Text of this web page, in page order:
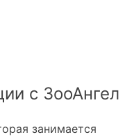
с ЗооАнгел
занимается